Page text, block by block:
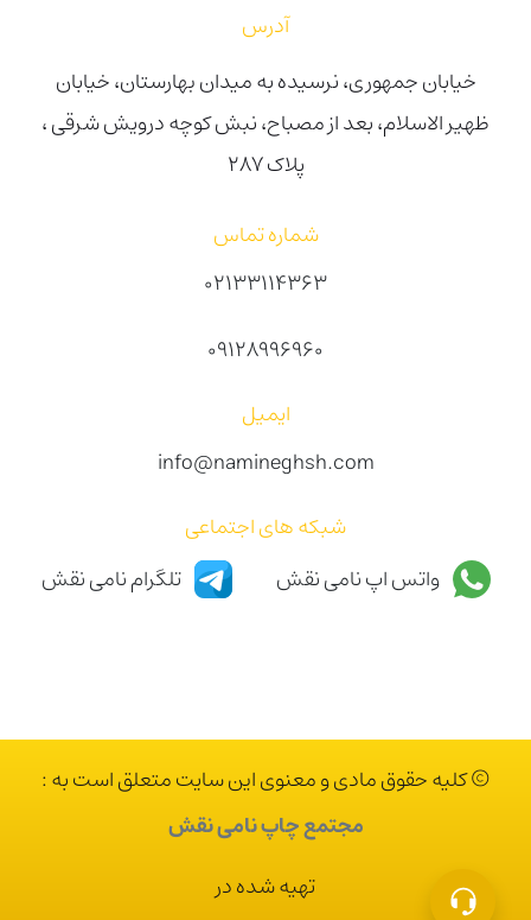
آدرس
خیابان جمهوری، نرسیده به میدان بهارستان، خیابان
ظهیر الاسلام، بعد از مصباح، نبش کوچه درویش شرقی ،
پلاک ۲۸۷
شماره تماس
02133114363
09128996960
ایمیل
info@namineghsh.com
شبکه های اجتماعی
واتس اپ نامی نقش
تلگرام نامی نقش
© کلیه حقوق مادی و معنوی این سایت متعلق است به :
مجتمع چاپ نامی نقش
تهیه شده در